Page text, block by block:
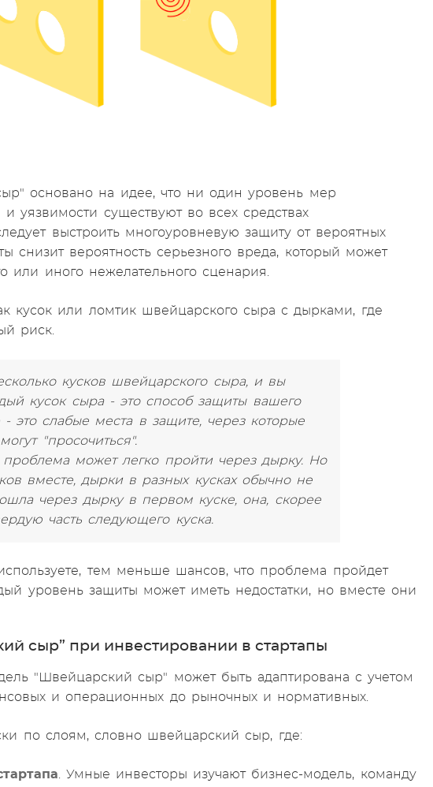
основано на идее, что ни один уровень мер
существуют во всех средствах
выстроить многоуровневую защиту от вероятных
снизит вероятность серьезного вреда, который может
или иного нежелательного сценария.
кусок или ломтик швейцарского сыра с дырками, где
риск.
кусков швейцарского сыра, и вы
кусок сыра - это способ защиты вашего
это слабые места в защите, через которые
"просочиться".
может легко пройти через дырку. Но
вместе, дырки в разных кусках обычно не
через дырку в первом куске, она, скорее
часть следующего куска.
тем меньше шансов, что проблема пройдет
уровень защиты может иметь недостатки, но вместе они
сыр” при инвестировании в стартапы
"Швейцарский сыр" может быть адаптирована с учетом
и операционных до рыночных и нормативных.
по слоям, словно швейцарский сыр, где:
. Умные инвесторы изучают бизнес-модель, команду